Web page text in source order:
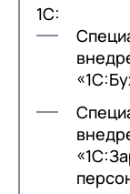
1С: